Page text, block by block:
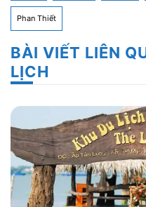
Phan Thiết
BÀI VIẾT LIÊN
LỊCH